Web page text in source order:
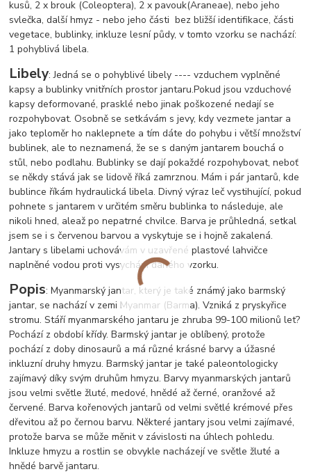
kusů, 2 x brouk (Coleoptera), 2 x pavouk(Araneae), nebo jeho
svlečka, další hmyz - nebo jeho části bez bližší identifikace, části
vegetace, bublinky, inkluze lesní půdy, v tomto vzorku se nachází:
1 pohyblivá libela.
Libely: Jedná se o pohyblivé libely ---- vzduchem vyplněné
kapsy a bublinky vnitřních prostor jantaru.Pokud jsou vzduchové
kapsy deformované, prasklé nebo jinak poškozené nedají se
rozpohybovat. Osobně se setkávám s jevy, kdy vezmete jantar a
jako teploměr ho naklepnete a tím dáte do pohybu i větší množství
bublinek, ale to neznamená, že se s daným jantarem bouchá o
stůl, nebo podlahu. Bublinky se dají pokaždé rozpohybovat, neboť
se někdy stává jak se lidově říká zamrznou. Mám i pár jantarů, kde
bublince říkám hydraulická libela. Divný výraz leč vystihující, pokud
pohnete s jantarem v určitém směru bublinka to následuje, ale
nikoli hned, aleaž po nepatrné chvilce. Barva je průhledná, setkal
jsem se i s červenou barvou a vyskytuje se i hojně zakalená.
Jantary s libelami uchovávám v uzavřené plastové lahvičce
naplněné vodou proti vysychání daného vzorku.
Popis: Myanmarský jantar, který je také známý jako barmský
jantar, se nachází v zemi Myanmar (Barma). Vzniká z pryskyřice
stromu. Stáří myanmarského jantaru je zhruba 99-100 milionů let?
Pochází z období křídy. Barmský jantar je oblíbený, protože
pochází z doby dinosaurů a má různé krásné barvy a úžasné
inkluzní druhy hmyzu. Barmský jantar je také paleontologicky
zajímavý díky svým druhům hmyzu. Barvy myanmarských jantarů
jsou velmi světle žluté, medové, hnědé až černé, oranžové až
červené. Barva kořenových jantarů od velmi světlé krémové přes
dřevitou až po černou barvu. Některé jantary jsou velmi zajímavé,
protože barva se může měnit v závislosti na úhlech pohledu.
Inkluze hmyzu a rostlin se obvykle nacházejí ve světle žluté a
hnědé barvě jantaru.